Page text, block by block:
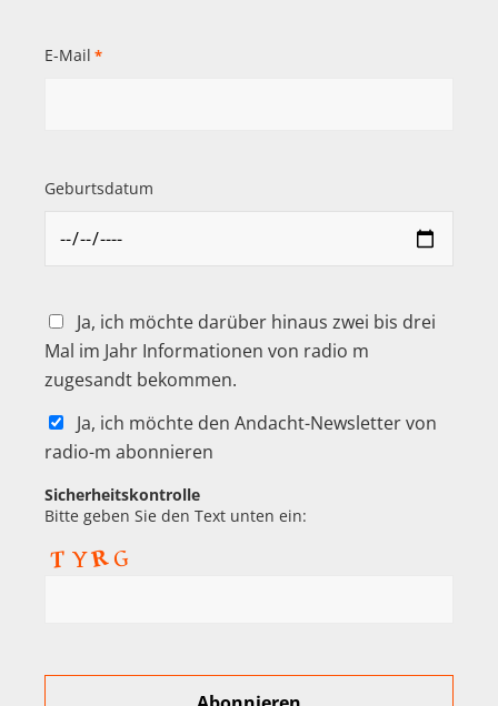
E-Mail *
Geburtsdatum
Ja, ich möchte darüber hinaus zwei bis drei
Mal im Jahr Informationen von radio m
zugesandt bekommen.
Ja, ich möchte den Andacht-Newsletter von
radio-m abonnieren
Sicherheitskontrolle
Bitte geben Sie den Text unten ein: